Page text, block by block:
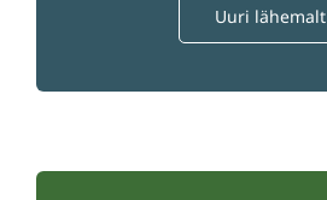
Uuri lähemalt